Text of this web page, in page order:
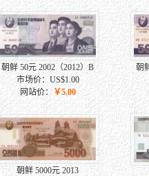
朝鲜 50元 2002（2012）B
市场价：US$1.00
网站价： ￥5.00
朝
朝鲜 5000元 2013